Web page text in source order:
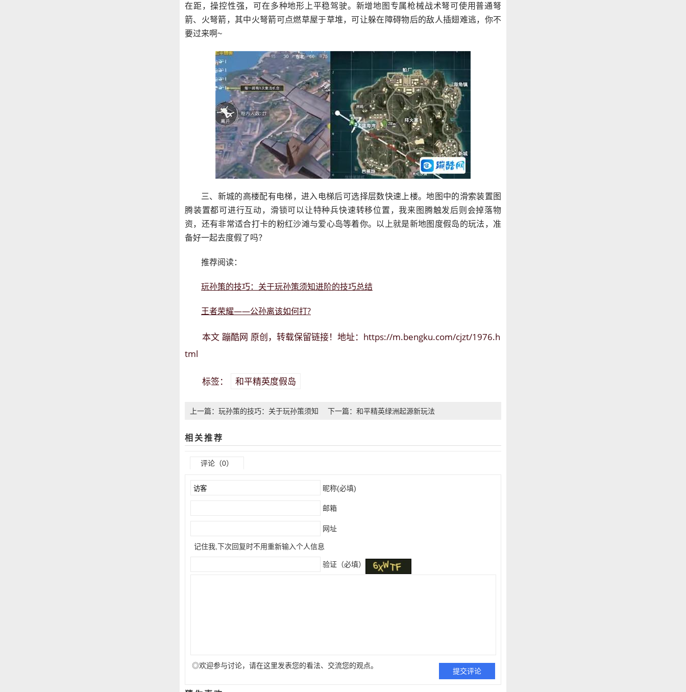
在距，操控性强，可在多种地形上平稳驾驶。新增地图专属枪械战术弩可使用普通弩
箭、火弩箭，其中火弩箭可点燃草屋于草堆，可让躲在障碍物后的敌人插翅难逃，你不
要过来啊~
三、新城的高楼配有电梯，进入电梯后可选择层数快速上楼。地图中的滑索装置图
腾装置都可进行互动，滑锁可以让特种兵快速转移位置，我来图腾触发后则会掉落物
资，还有非常适合打卡的粉红沙滩与爱心岛等着你。以上就是新地图度假岛的玩法，准
备好一起去度假了吗？
推荐阅读：
玩孙策的技巧：关于玩孙策须知进阶的技巧总结
王者荣耀——公孙离该如何打?
本文 蹦酷网 原创，转载保留链接！地址： https://m.bengku.com/cjzt/1976.h
tml
标签： 和平精英度假岛
上一篇：玩孙策的技巧：关于玩孙策须知
下一篇：和平精英绿洲起源新玩法
相关推荐
评论（0）
昵称(必填)
邮箱
网址
记住我,下次回复时不用重新输入个人信息
验证（必填）
◎欢迎参与讨论，请在这里发表您的看法、交流您的观点。